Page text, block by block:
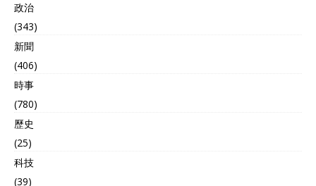
政治
(343)
新聞
(406)
時事
(780)
歷史
(25)
科技
(39)